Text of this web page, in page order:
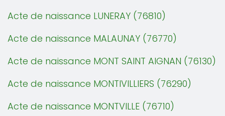
Acte de naissance LUNERAY (76810)
Acte de naissance MALAUNAY (76770)
Acte de naissance MONT SAINT AIGNAN (76130)
Acte de naissance MONTIVILLIERS (76290)
Acte de naissance MONTVILLE (76710)